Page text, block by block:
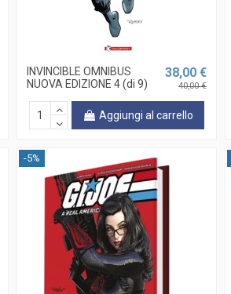
INVINCIBLE OMNIBUS
NUOVA EDIZIONE 4 (di 9)
38,00 €
40,00 €
Aggiungi al carrello
-5%